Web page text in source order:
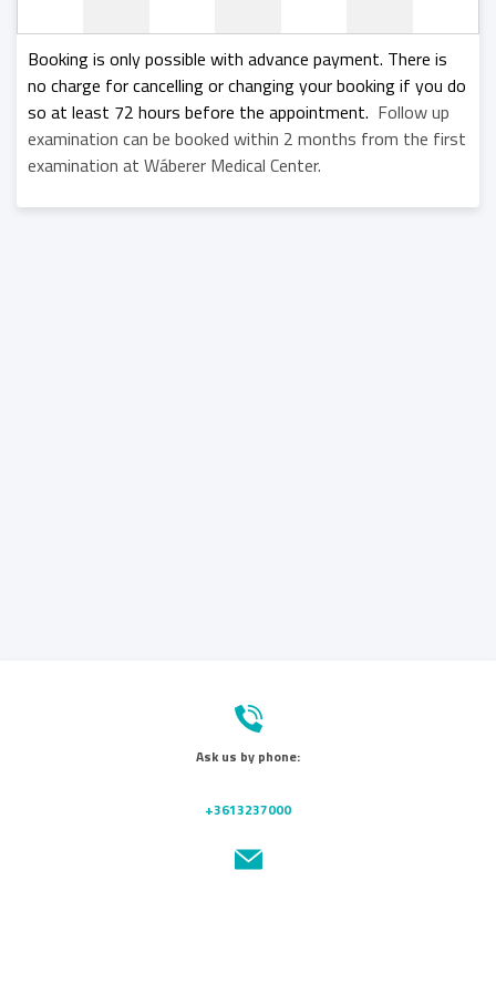
Booking is only possible with advance payment. There is
no charge for cancelling or changing your booking if you do
so at least 72 hours before the appointment. Follow up
examination can be booked within 2 months from the first
examination at Wáberer Medical Center.
Ask us by phone:
+3613237000